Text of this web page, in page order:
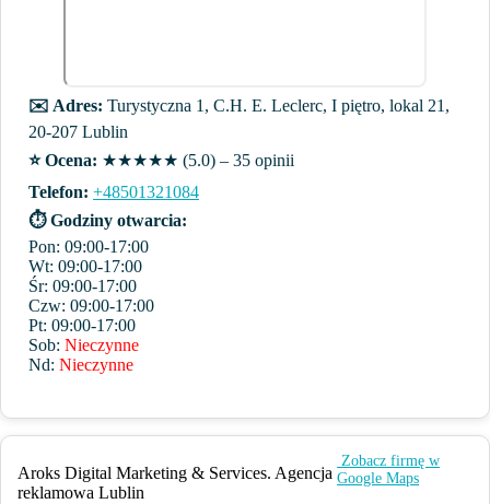
✉️ Adres: Turystyczna 1, C.H. E. Leclerc, I piętro, lokal 21,
20-207 Lublin
⭐️ Ocena: ★★★★★ (5.0) – 35 opinii
Telefon: +48501321084
⏱ Godziny otwarcia:
Pon: 09:00-17:00
Wt: 09:00-17:00
Śr: 09:00-17:00
Czw: 09:00-17:00
Pt: 09:00-17:00
Sob: Nieczynne
Nd: Nieczynne
Aroks Digital Marketing & Services. Agencja
reklamowa Lublin
️ Zobacz firmę w
Google Maps